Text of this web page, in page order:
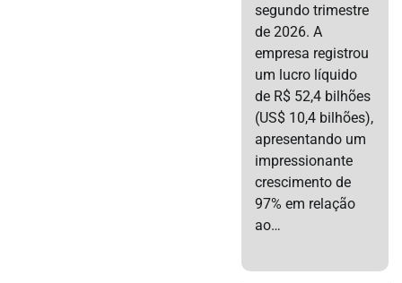
segundo trimestre
de 2026. A
empresa registrou
um lucro líquido
de R$ 52,4 bilhões
(US$ 10,4 bilhões),
apresentando um
impressionante
crescimento de
97% em relação
ao…